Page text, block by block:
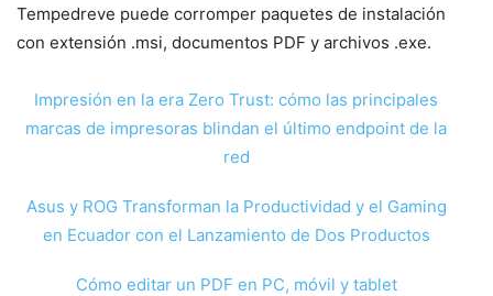
Tempedreve puede corromper paquetes de instalación
con extensión .msi, documentos PDF y archivos .exe.
Impresión en la era Zero Trust: cómo las principales
marcas de impresoras blindan el último endpoint de la
red
Asus y ROG Transforman la Productividad y el Gaming
en Ecuador con el Lanzamiento de Dos Productos
Cómo editar un PDF en PC, móvil y tablet